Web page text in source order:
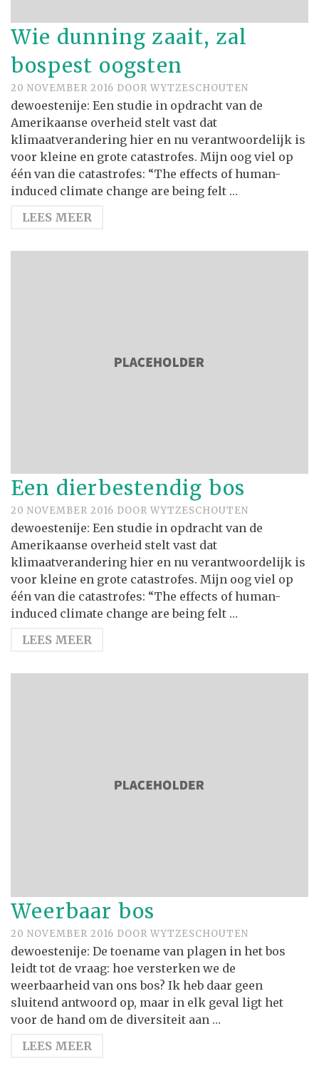
Wie dunning zaait, zal
bospest oogsten
20 NOVEMBER 2016 DOOR WYTZESCHOUTEN
dewoestenije: Een studie in opdracht van de
Amerikaanse overheid stelt vast dat
klimaatverandering hier en nu verantwoordelijk is
voor kleine en grote catastrofes. Mijn oog viel op
één van die catastrofes: “The effects of human-
induced climate change are being felt …
LEES MEER
Een dierbestendig bos
20 NOVEMBER 2016 DOOR WYTZESCHOUTEN
dewoestenije: Een studie in opdracht van de
Amerikaanse overheid stelt vast dat
klimaatverandering hier en nu verantwoordelijk is
voor kleine en grote catastrofes. Mijn oog viel op
één van die catastrofes: “The effects of human-
induced climate change are being felt …
LEES MEER
Weerbaar bos
20 NOVEMBER 2016 DOOR WYTZESCHOUTEN
dewoestenije: De toename van plagen in het bos
leidt tot de vraag: hoe versterken we de
weerbaarheid van ons bos? Ik heb daar geen
sluitend antwoord op, maar in elk geval ligt het
voor de hand om de diversiteit aan …
LEES MEER